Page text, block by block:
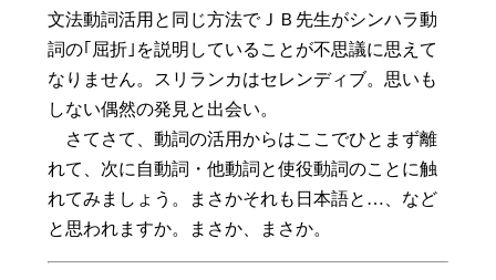
文法動詞活用と同じ方法でＪＢ先生がシンハラ動
詞の｢屈折｣を説明していることが不思議に思えて
なりません。スリランカはセレンディブ。思いも
しない偶然の発見と出会い。
さてさて、動詞の活用からはここでひとまず離
れて、次に自動詞・他動詞と使役動詞のことに触
れてみましょう。まさかそれも日本語と…、など
と思われますか。まさか、まさか。